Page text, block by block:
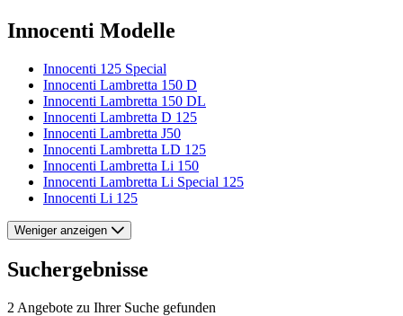
Innocenti Modelle
Innocenti 125 Special
Innocenti Lambretta 150 D
Innocenti Lambretta 150 DL
Innocenti Lambretta D 125
Innocenti Lambretta J50
Innocenti Lambretta LD 125
Innocenti Lambretta Li 150
Innocenti Lambretta Li Special 125
Innocenti Li 125
Weniger anzeigen
Suchergebnisse
2 Angebote zu Ihrer Suche gefunden